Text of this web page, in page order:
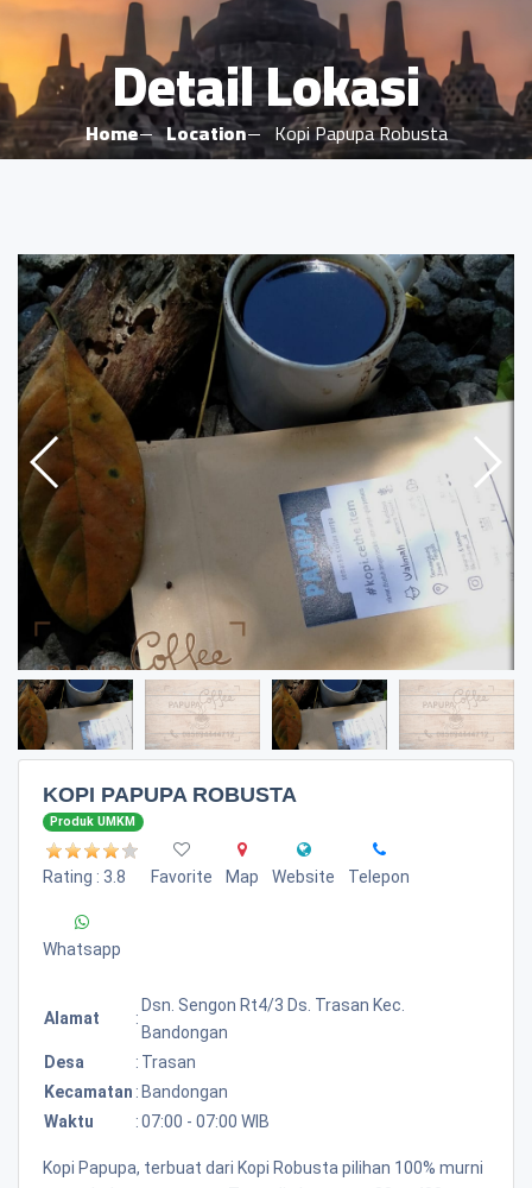
Detail Lokasi
Home Location Kopi Papupa Robusta
KOPI PAPUPA ROBUSTA
Produk UMKM
Rating : 3.8 Favorite Map Website Telepon
Whatsapp
Alamat :
Dsn. Sengon Rt4/3 Ds. Trasan Kec.
Bandongan
Desa
: Trasan
Kecamatan : Bandongan
Waktu
:07:00 - 07:00 WIB
Kopi Papupa, terbuat dari Kopi Robusta pilihan 100% murni